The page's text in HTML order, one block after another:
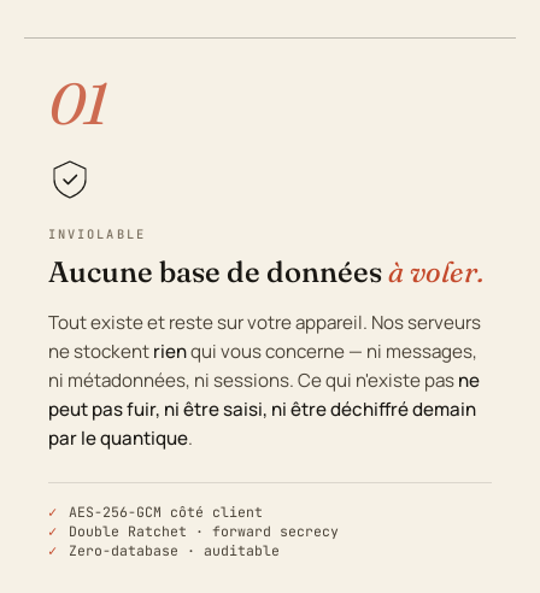
01
INVIOLABLE
Aucune base de donnéesà voler.
Tout existe et reste sur votre appareil. Nos serveurs
ne stockentrienqui vous concerne — ni messages,
ni métadonnées, ni sessions. Ce qui n'existe pasne
peut pas fuir, ni être saisi, ni être déchiffré demain
par le quantique.
AES-256-GCM côté client
Double Ratchet · forward secrecy
Zero-database · auditable